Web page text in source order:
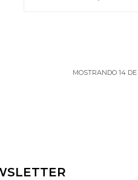
MOSTRANDO 14DE